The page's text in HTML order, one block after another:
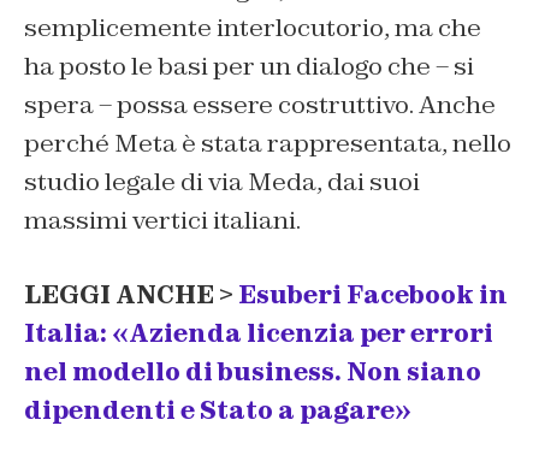
semplicemente interlocutorio, ma che
ha posto le basi per un dialogo che – si
spera – possa essere costruttivo. Anche
perché Meta è stata rappresentata, nello
studio legale di via Meda, dai suoi
massimi vertici italiani.
LEGGI ANCHE > Esuberi Facebook in
Italia: «Azienda licenzia per errori
nel modello di business. Non siano
dipendenti e Stato a pagare»